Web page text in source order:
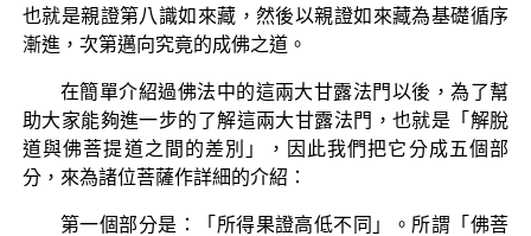
也就是親證第八識如來藏，然後以親證如來藏為基礎循序
漸進，次第邁向究竟的成佛之道。
在簡單介紹過佛法中的這兩大甘露法門以後，為了幫
助大家能夠進一步的了解這兩大甘露法門，也就是「解脫
道與佛菩提道之間的差別」，因此我們把它分成五個部
分，來為諸位菩薩作詳細的介紹：
第一個部分是：「所得果證高低不同」。所謂「佛菩